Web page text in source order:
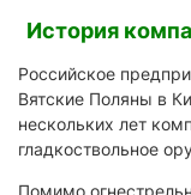
История
Российское
Вятские Поляны в
нескольких лет
гладкоствольное
Помимо